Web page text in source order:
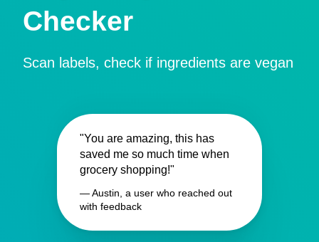
Checker
Scan labels, check if ingredients are vegan
"You are amazing, this has
saved me so much time when
grocery shopping!"
— Austin, a user who reached out
with feedback